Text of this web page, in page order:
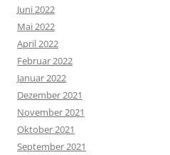
Juni 2022
Mai 2022
April 2022
Februar 2022
Januar 2022
Dezember 2021
November 2021
Oktober 2021
September 2021